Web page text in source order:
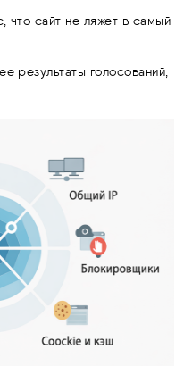
сайт не ляжет в самый
результаты голосований,